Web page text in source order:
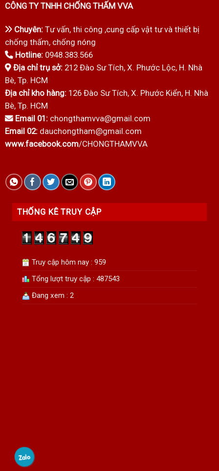
CÔNG TY TNHH CHỐNG THẤM VVA
Chuyên:Tư vấn, thi công ,cung cấp vật tư và thiết bị
chống thấm, chống nóng
Hotline:0948.383.566
Địa chỉ trụ sở:212 Đào Sư Tích, X. Phước Lộc, H. Nhà
Bè, Tp. HCM
Địa chỉ kho hàng:126 Đào Sư Tích, X. Phước Kiển, H. Nhà
Bè, Tp. HCM
Email 01:chongthamvva@gmail.com
Email 02:dauchongtham@gmail.com
www.facebook.com/CHONGTHAMVVA
THỐNG KÊ TRUY CẬP
Truy cập hôm nay : 959
Tổng lượt truy cập : 487543
Đang xem : 2